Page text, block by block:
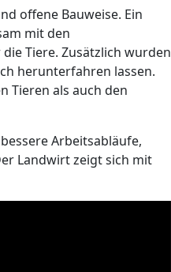
offene Bauweise. Ein
mit den
Tiere. Zusätzlich wurden
herunterfahren lassen.
Tieren als auch den
Arbeitsabläufe,
Landwirt zeigt sich mit